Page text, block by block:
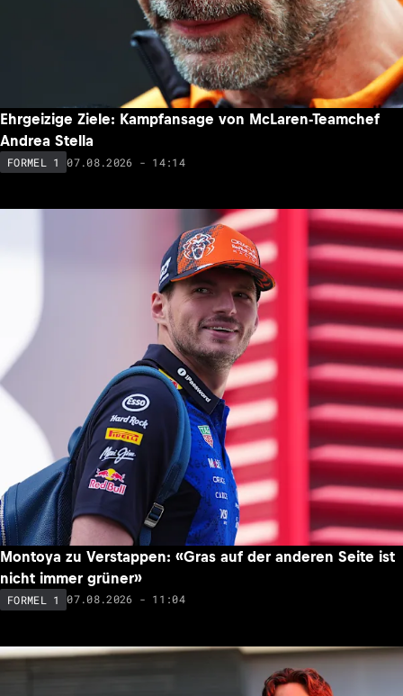
Ehrgeizige Ziele: Kampfansage von McLaren-Teamchef
Andrea Stella
FORMEL 1 07.08.2026 - 14:14
Montoya zu Verstappen: «Gras auf der anderen Seite ist
nicht immer grüner»
FORMEL 1 07.08.2026 - 11:04